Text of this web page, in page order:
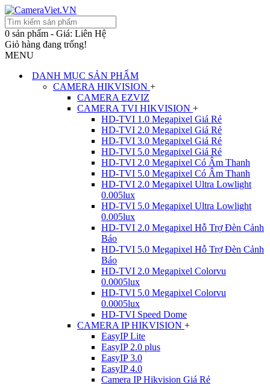
0 sản phẩm - Giá: Liên Hệ
Giỏ hàng đang trống!
MENU
DANH MỤC SẢN PHẨM
CAMERA HIKVISION +
CAMERA EZVIZ
CAMERA TVI HIKVISION +
HD-TVI 1.0 Megapixel Giá Rẻ
HD-TVI 2.0 Megapixel Giá Rẻ
HD-TVI 3.0 Megapixel Giá Rẻ
HD-TVI 5.0 Megapixel Giá Rẻ
HD-TVI 2.0 Megapixel Có Âm Thanh
HD-TVI 5.0 Megapixel Có Âm Thanh
HD-TVI 2.0 Megapixel Ultra Lowlight
0.005lux
HD-TVI 5.0 Megapixel Ultra Lowlight
0.005lux
HD-TVI 2.0 Megapixel Hỗ Trợ Đèn Cảnh
Báo
HD-TVI 5.0 Megapixel Hỗ Trợ Đèn Cảnh
Báo
HD-TVI 2.0 Megapixel Colorvu
0.0005lux
HD-TVI 5.0 Megapixel Colorvu
0.0005lux
HD-TVI Speed Dome
CAMERA IP HIKVISION +
EasyIP Lite
EasyIP 2.0 plus
EasyIP 3.0
EasyIP 4.0
Camera IP Hikvision Giá Rẻ